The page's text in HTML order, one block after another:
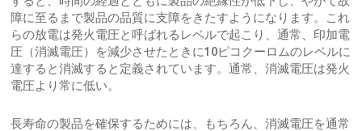
障に至るまで製品の品質に支障をきたすようになります。これ
らの放電は発火電圧と呼ばれるレベルで起こり、通常、印加電
圧（消滅電圧）を減少させたときに10ピコクーロムのレベルに
達すると消滅すると定義されています。通常、消滅電圧は発火
電圧より常に低い。
長寿命の製品を確保するためには、もちろん、消滅電圧を通常